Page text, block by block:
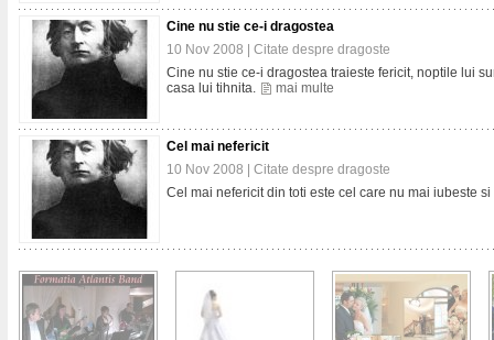
Cine nu stie ce-i dragostea
10 Nov 2008 | Citate despre dragoste
Cine nu stie ce-i dragostea traieste fericit, noptile lui
casa lui tihnita.
mai multe
Cel mai nefericit
10 Nov 2008 | Citate despre dragoste
Cel mai nefericit din toti este cel care nu mai iubeste